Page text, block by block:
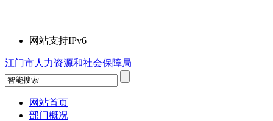
网站支持IPv6
江门市人力资源和社会保障局
网站首页
部门概况